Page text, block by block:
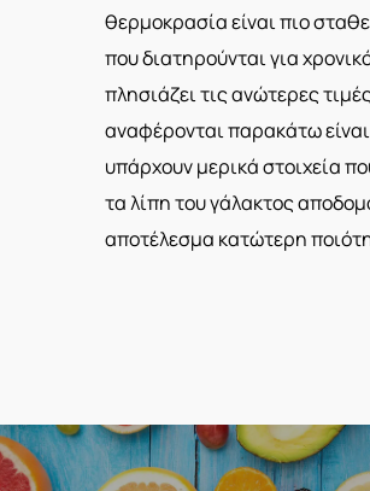
θερμοκρασία είναι πιο
που διατηρούνται για
πλησιάζει τις ανώτερες
αναφέρονται παρακάτω
υπάρχουν μερικά στοιχεία
τα λίπη του γάλακτος
αποτέλεσμα κατώτερη